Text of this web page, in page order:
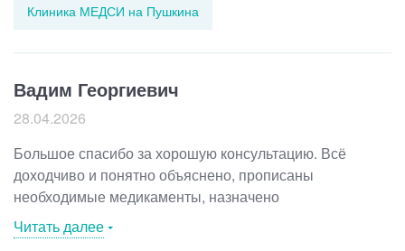
который всей душой любит то, что делает. Рекомендую
Клиника МЕДСИ на Пушкина
Вадим Георгиевич
28.04.2026
Большое спасибо за хорошую консультацию. Всё
доходчиво и понятно объяснено, прописаны
необходимые медикаменты, назначено
дополнительное обследование. Само общение
доброжелательное и располагающее.
Читать далее